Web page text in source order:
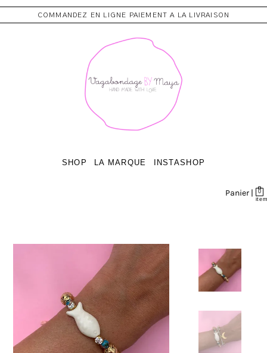
COMMANDEZ EN LIGNE PAIEMENT A LA LIVRAISON
SHOP LA MARQUE INSTASHOP
0
Panier |